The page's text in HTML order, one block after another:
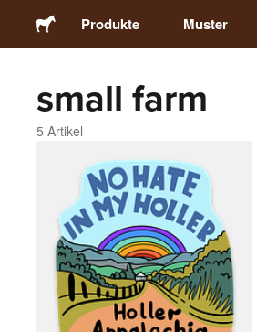
Produkte
Sticker
Magnete
Buttons
Verpackung
Muster
small farm
5 Artikel